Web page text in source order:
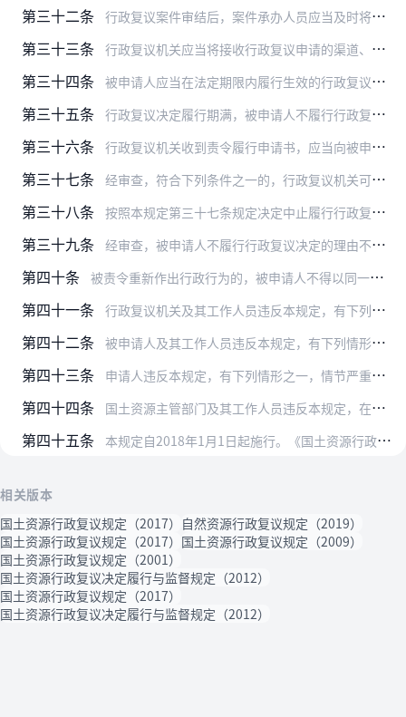
第三十二条 行政复议案件审结后，案件承办人员应当及时将案件材料立卷归档。
第三十三条 行政复议机关应当将接收行政复议申请的渠道、行政复议申请受理情况等信息在本机关门户网站、官方微信等媒体上向社会公开。
第三十四条 被申请人应当在法定期限内履行生效的行政复议决定。
第三十五条 行政复议决定履行期满，被申请人不履行行政复议决定的，申请人可以向行政复议机关提出责令履行申请。
第三十六条 行政复议机关收到责令履行申请书，应当向被申请人进行调查或者核实，依照下列规定办理：
第三十七条 经审查，符合下列条件之一的，行政复议机关可以决定被申请人中止履行行政复议决定：
第三十八条 按照本规定第三十七条规定决定中止履行行政复议决定的，行政复议机关应当向当事人发出行政复议决定中止履行通知书。
第三十九条 经审查，被申请人不履行行政复议决定的理由不成立的，行政复议机关应当作出责令履行行政复议决定通知书，并送达被申请人。
第四十条 被责令重新作出行政行为的，被申请人不得以同一事实和理由作出与原行政行为相同或者基本相同的行为，但因违反法定程序被责令重新作出行政行为的除外。
第四十一条 行政复议机关及其工作人员违反本规定，有下列情形之一的，责令限期改正；造成不良后果的，责令作出书面检查、通报批评；情节严重的，依法给予处分：
第四十二条 被申请人及其工作人员违反本规定，有下列情形之一的，依法给予处分：
第四十三条 申请人违反本规定，有下列情形之一，情节严重的，移送公安机关依照治安管理相关规定处理：
第四十四条 国土资源主管部门及其工作人员违反本规定，在行政复议工作中玩忽职守、滥用职权、徇私舞弊，涉嫌犯罪的，移交有关国家机关，依法追究刑事责任。
第四十五条 本规定自2018年1月1日起施行。《国土资源行政复议决定履行与监督规定》同时废止。
相关版本
国土资源行政复议规定（2017） 自然资源行政复议规定（2019）
国土资源行政复议规定（2017） 国土资源行政复议规定（2009）
国土资源行政复议规定（2001）
国土资源行政复议决定履行与监督规定（2012）
国土资源行政复议规定（2017）
国土资源行政复议决定履行与监督规定（2012）